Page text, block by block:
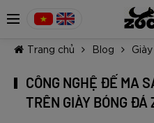
Trang chủ Blog
CÔNG NGHỆ ĐẾ MA
TRÊN GIÀY BÓNG ĐÁ